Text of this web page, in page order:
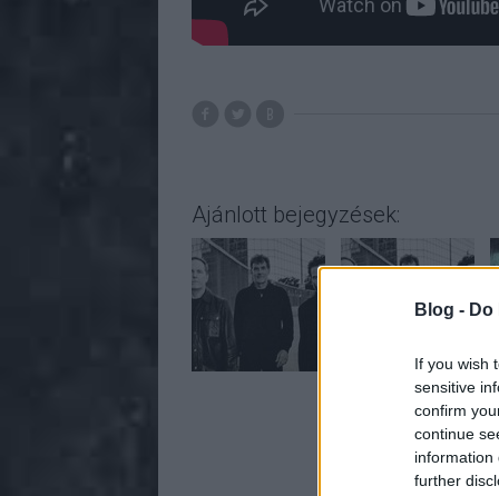
Blog -
If you wish
sensitive
confirm
continue
information
further
Ajánlott bejegyzések:
A
https://